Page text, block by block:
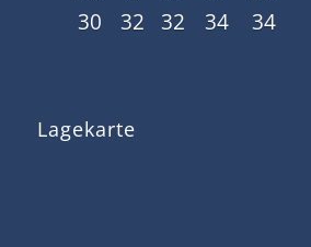
30 32 32 34 34
Lagekarte